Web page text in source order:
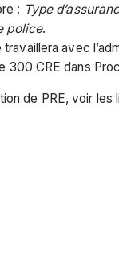
: Type
police.
avec
300 CRE dans
de PRE, voir les